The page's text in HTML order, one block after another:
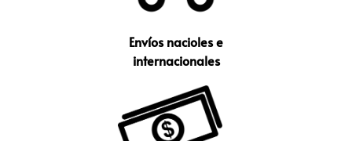
Envíos nacioles e
internacionales